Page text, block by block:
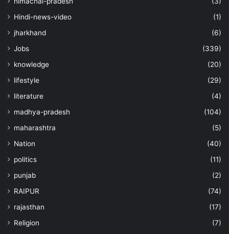
Hindi-news-video
(1)
jharkhand
(6)
Jobs
(339)
knowledge
(20)
lifestyle
(29)
literature
(4)
madhya-pradesh
(104)
maharashtra
(5)
Nation
(40)
politics
(11)
punjab
(2)
RAIPUR
(74)
rajasthan
(17)
Religion
(7)